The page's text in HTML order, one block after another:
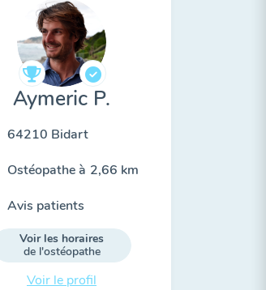
Aymeric P.
64210 Bidart
Ostéopathe à 2,66 km
Avis patients
Voir les horaires
de l'ostéopathe
Voir le profil